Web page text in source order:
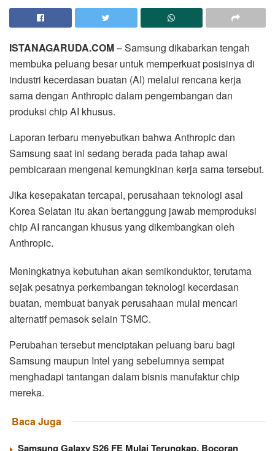
ISTANAGARUDA.COM– Samsung dikabarkan tengah
membuka peluang besar untuk memperkuat posisinya di
industri kecerdasan buatan (AI) melalui rencana kerja
sama dengan Anthropic dalam pengembangan dan
produksi chip AI khusus.
Laporan terbaru menyebutkan bahwa Anthropic dan
Samsung saat ini sedang berada pada tahap awal
pembicaraan mengenai kemungkinan kerja sama tersebut.
Jika kesepakatan tercapai, perusahaan teknologi asal
Korea Selatan itu akan bertanggung jawab memproduksi
chip AI rancangan khusus yang dikembangkan oleh
Anthropic.
Meningkatnya kebutuhan akan semikonduktor, terutama
sejak pesatnya perkembangan teknologi kecerdasan
buatan, membuat banyak perusahaan mulai mencari
alternatif pemasok selain TSMC.
Perubahan tersebut menciptakan peluang baru bagi
Samsung maupun Intel yang sebelumnya sempat
menghadapi tantangan dalam bisnis manufaktur chip
mereka.
Baca Juga
Samsung Galaxy S26 FE Mulai Terungkap, Bocoran